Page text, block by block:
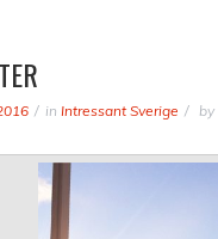
in Intressant Sverige by